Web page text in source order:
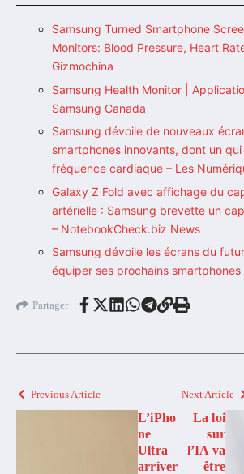
Samsung Turned Smartphone
Monitors: Blood Pressure, Heart
Gizmochina
Samsung Health Monitor |
Samsung Canada
Samsung dévoile de nouveaux
smartphones innovants, dont un qui
fréquence cardiaque – Les
Galaxy Z Fold avec affichage du
artérielle : Samsung brevette un
– NotebookCheck.biz News
Samsung dévoile les écrans du
équiper ses prochains smartphones
Partager
Previous Article
L’iPho
ne
Ultra
arriver
Next Article
La loi
sur
l’IA va
être